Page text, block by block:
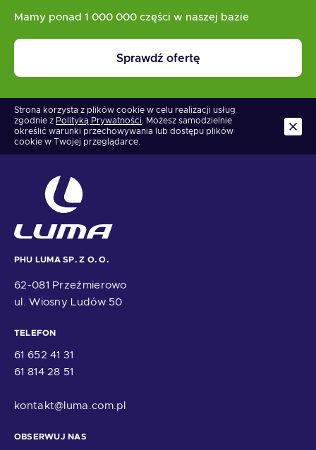
Mamy ponad 1 000 000 części w naszej bazie
Sprawdź ofertę
Strona korzysta z plików cookie w celu realizacji usług
zgodnie z Polityką Prywatności. Możesz samodzielnie
określić warunki przechowywania lub dostępu plików
cookie w Twojej przeglądarce.
PHU LUMA SP. Z O. O.
62-081 Przeźmierowo
ul. Wiosny Ludów 50
TELEFON
61 652 41 31
61 814 28 51
kontakt@luma.com.pl
OBSERWUJ NAS